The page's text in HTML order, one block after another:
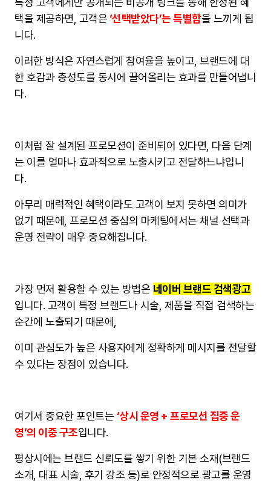
택을 제공하면, 고객은‘선택받았다’는 특별함을 느끼게 됩
니다.
이러한 방식은 자연스럽게 참여율을 높이고, 브랜드에 대
한 호감과 충성도를 동시에 끌어올리는 효과를 만들어냅니
다.
이처럼 잘 설계된 프로모션이 준비되어 있다면, 다음 단계
는 이를 얼마나 효과적으로 노출시키고 전달하느냐입니
다.
아무리 매력적인 혜택이라도 고객이 보지 못하면 의미가
없기 때문에, 프로모션 중심의 마케팅에서는 채널 선택과
운영 전략이 매우 중요해집니다.
가장 먼저 활용할 수 있는 방법은 네이버 브랜드 검색광고
입니다. 고객이 특정 브랜드나 시술, 제품을 직접 검색하는
순간에 노출되기 때문에,
이미 관심도가 높은 사용자에게 정확하게 메시지를 전달할
수 있다는 장점이 있습니다.
여기서 중요한 포인트는 ‘상시 운영 + 프로모션 집중 운
영’의 이중 구조입니다.
평상시에는 브랜드 신뢰도를 쌓기 위한 기본 소재(브랜드
소개, 대표 시술, 후기 강조 등)로 안정적으로 광고를 운영